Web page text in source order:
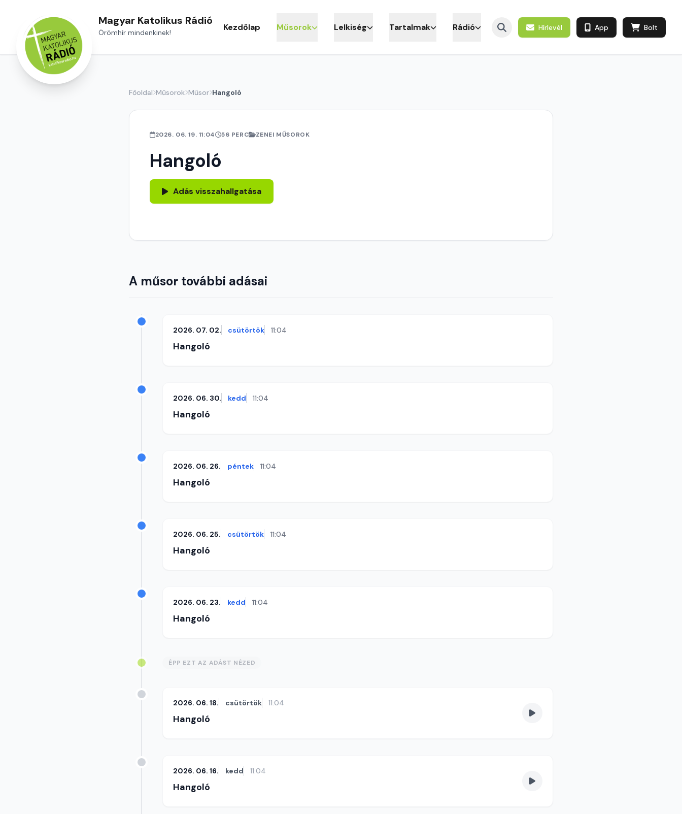
Magyar Katolikus Rádió
Örömhír mindenkinek! Kezdőlap Műsorok Lelkiség Tartalmak Rádió Hírlevél App Bolt
Főoldal Műsorok Műsor Hangoló
2026. 06. 19. 11:04 56 PERC ZENEI MŰSOROK
Hangoló
Adás visszahallgatása
A műsor további adásai
2026. 07. 02. csütörtök 11:04
Hangoló
2026. 06. 30. kedd 11:04
Hangoló
2026. 06. 26. péntek 11:04
Hangoló
2026. 06. 25. csütörtök 11:04
Hangoló
2026. 06. 23. kedd 11:04
Hangoló
ÉPP EZT AZ ADÁST NÉZED
2026. 06. 18. csütörtök 11:04
Hangoló
2026. 06. 16. kedd 11:04
Hangoló